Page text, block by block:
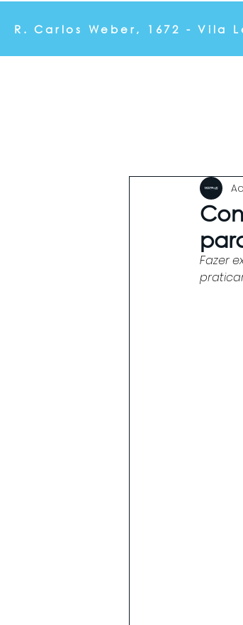
R. Carlos Weber, 1672 - Vila
Fazer